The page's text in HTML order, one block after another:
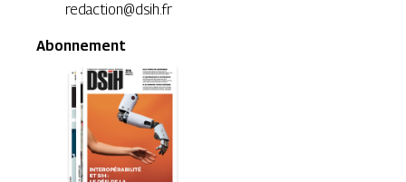
redaction@dsih.fr
Abonnement